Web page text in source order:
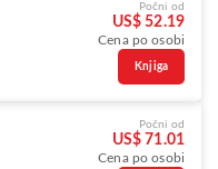
Počni od
US$ 52.19
Cena po osobi
Knjiga
Počni od
US$ 71.01
Cena po osobi